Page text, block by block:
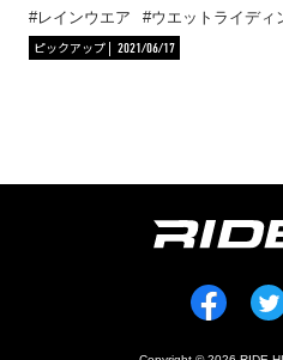
レインウエア
ウエットライディ
ピックアップ
2021/06/17